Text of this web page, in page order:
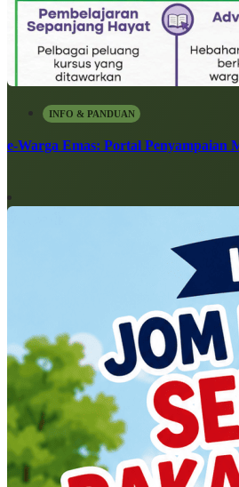
INFO & PANDUAN
e-Warga Emas: Portal Penyampaian